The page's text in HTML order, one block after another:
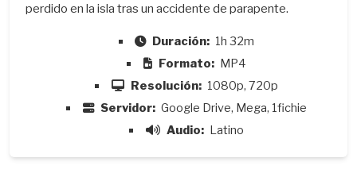
perdido en la isla tras un accidente de parapente.
Duración: 1h 32m
Formato: MP4
Resolución: 1080p, 720p
Servidor: Google Drive, Mega, 1fichie
Audio: Latino